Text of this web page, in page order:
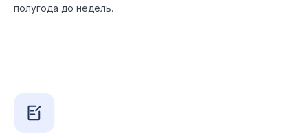
полугода до недель.